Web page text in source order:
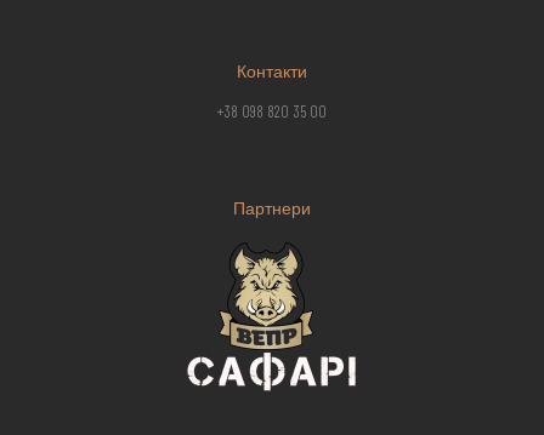
Контакти
+38 098 820 35 00
Партнери